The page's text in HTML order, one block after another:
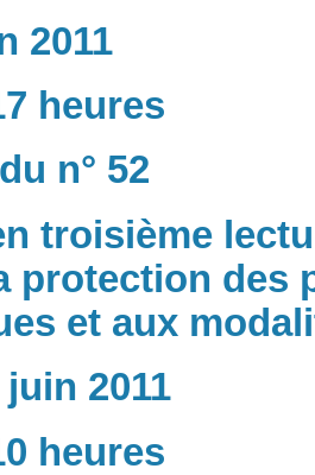
2011
heures
n° 52
troisième
protection des
et aux
2011
heures